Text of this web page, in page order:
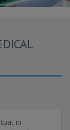
in